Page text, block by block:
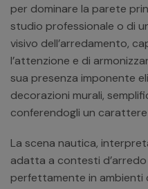
per dominare la parete
studio professionale o di
visivo dell’arredamento,
l’attenzione e di
sua presenza imponente
decorazioni murali,
conferendogli un
La scena nautica,
adatta a contesti d’arredo
perfettamente in ambienti